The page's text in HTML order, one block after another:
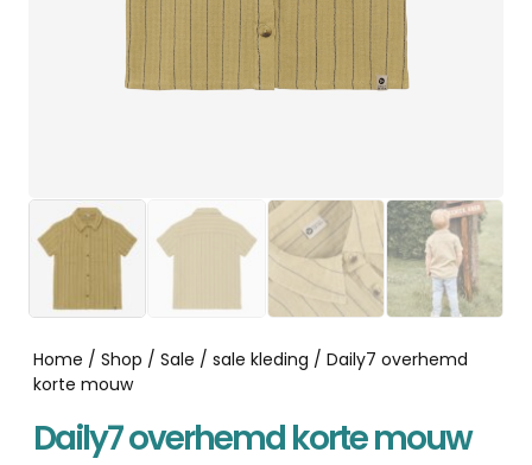
Home / Shop / Sale / sale kleding / Daily7 overhemd
korte mouw
Daily7 overhemd korte mouw